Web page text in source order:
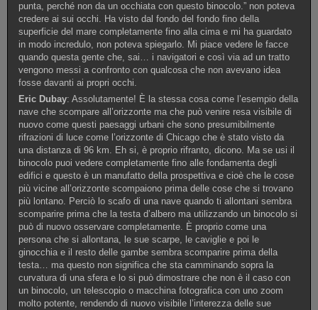
punta, perché non da un occhiata con questo binocolo.” non poteva
credere ai sui occhi. Ha visto dal fondo del fondo fino della
superficie del mare completamente fino alla cima e mi ha guardato
in modo incredulo, non poteva spiegarlo. Mi piace vedere le facce
quando questa gente che, sai… i navigatori e così via ad un tratto
vengono messi a confronto con qualcosa che non avevano idea
fosse davanti ai propri occhi.
Eric Dubay: Assolutamente! È la stessa cosa come l’esempio della
nave che scompare all’orizzonte ma che può venire resa visibile di
nuovo come questi paesaggi urbani che sono presumibilmente
rifrazioni di luce come l’orizzonte di Chicago che è stato visto da
una distanza di 96 km. Eh si, è proprio rifranto, dicono. Ma se usi il
binocolo puoi vedere completamente fino alle fondamenta degli
edifici e questo è un manufatto della prospettiva e cioè che le cose
più vicine all’orizzonte scompaiono prima delle cose che si trovano
più lontano. Perciò lo scafo di una nave quando ti allontani sembra
scomparire prima che la testa d’albero ma utilizzando un binocolo si
può di nuovo osservare completamente. È proprio come una
persona che si allontana, le sue scarpe, le caviglie e poi le
ginocchia e il resto delle gambe sembra scomparire prima della
testa… ma questo non significa che sta camminando sopra la
curvatura di una sfera e lo si può dimostrare che non è il caso con
un binocolo, un telescopio o macchina fotografica con uno zoom
molto potente, rendendo di nuovo visibile l’interezza delle sue